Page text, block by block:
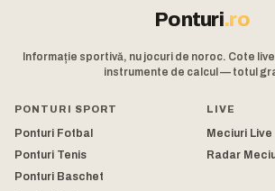
Ponturi.ro
Informație sportivă, nu jocuri de noroc. Cote
instrumente de calcul — totul
PONTURI SPORT
Ponturi Fotbal
Ponturi Tenis
Ponturi Baschet
LIVE
Meciuri Live
Radar